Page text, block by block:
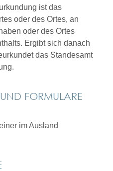
ist das
oder des Ortes, an
oder des Ortes
Ergibt sich danach
das Standesamt
FORMULARE
im Ausland